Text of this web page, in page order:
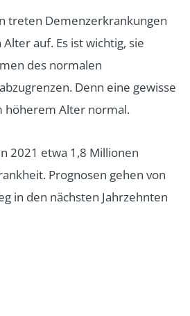
treten Demenzerkrankungen
auf. Es ist wichtig, sie
des normalen
Denn eine gewisse
höherem Alter normal.
2021 etwa 1,8 Millionen
Prognosen gehen von
in den nächsten Jahrzehnten